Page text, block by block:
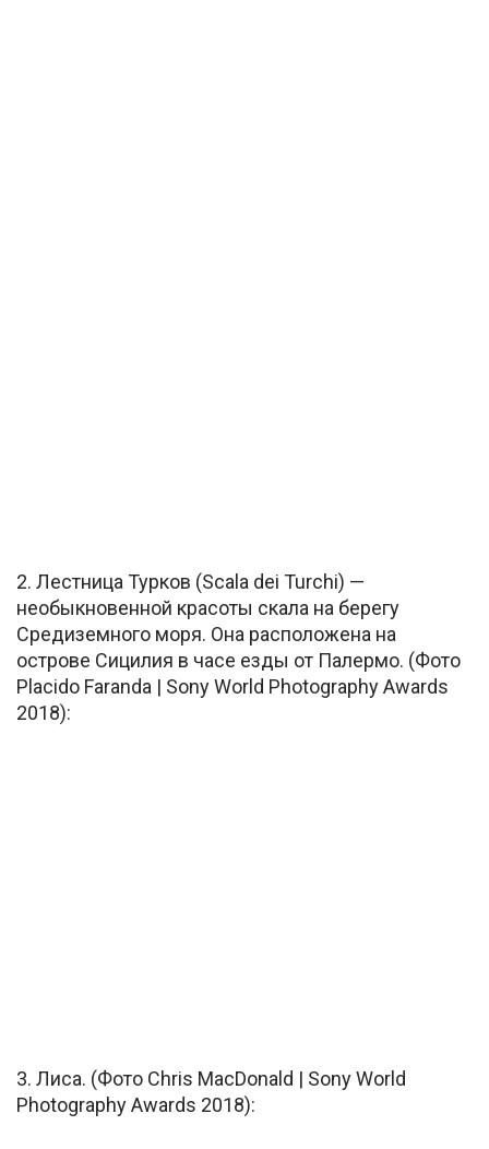
2. Лестница Турков (Scala dei Turchi) —
необыкновенной красоты скала на берегу
Средиземного моря. Она расположена на
острове Сицилия в часе езды от Палермо. (Фото
Placido Faranda | Sony World Photography Awards
2018):
3. Лиса. (Фото Chris MacDonald | Sony World
Photography Awards 2018):